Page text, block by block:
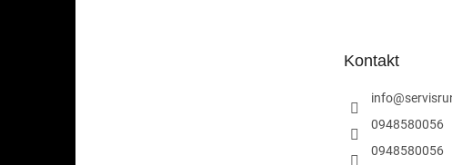
Kontakt
info@
0948580056
0948580056